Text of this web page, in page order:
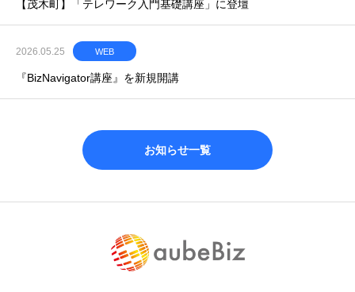
【茂木町】「テレワーク入門基礎講座」に登壇
2026.05.25 WEB
『BizNavigator講座』を新規開講
お知らせ一覧